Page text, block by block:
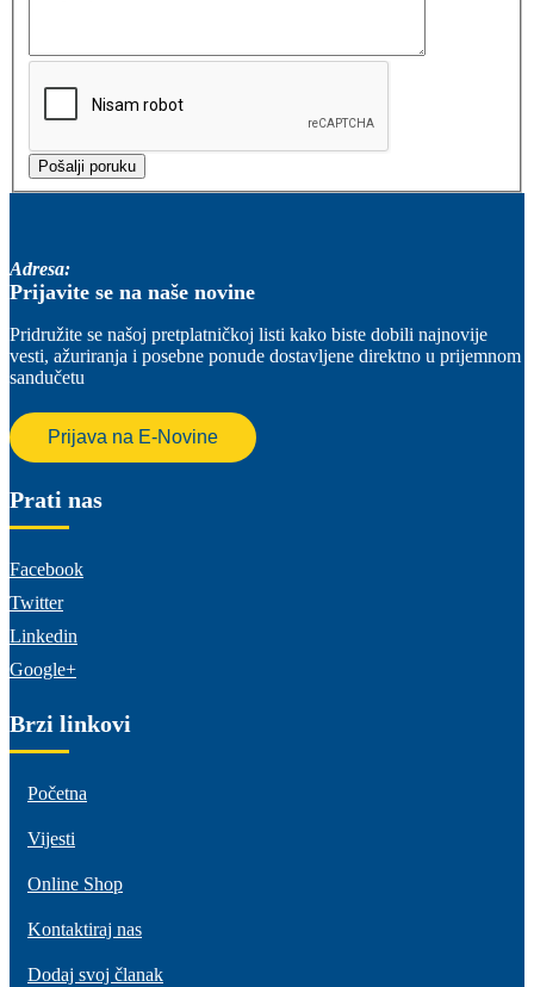
Adresa:
Prijavite se na naše novine
Pridružite se našoj pretplatničkoj listi kako biste dobili najnovije
vesti, ažuriranja i posebne ponude dostavljene direktno u prijemnom
sandučetu
Prijava na E-Novine
Prati nas
Facebook
Twitter
Linkedin
Google+
Brzi linkovi
Početna
Vijesti
Online Shop
Kontaktiraj nas
Dodaj svoj članak